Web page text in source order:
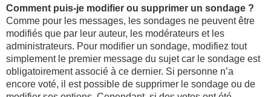
Comment puis-je modifier ou supprimer un sondage ?
Comme pour les messages, les sondages ne peuvent être
modifiés que par leur auteur, les modérateurs et les
administrateurs. Pour modifier un sondage, modifiez tout
simplement le premier message du sujet car le sondage est
obligatoirement associé à ce dernier. Si personne n’a
encore voté, il est possible de supprimer le sondage ou de